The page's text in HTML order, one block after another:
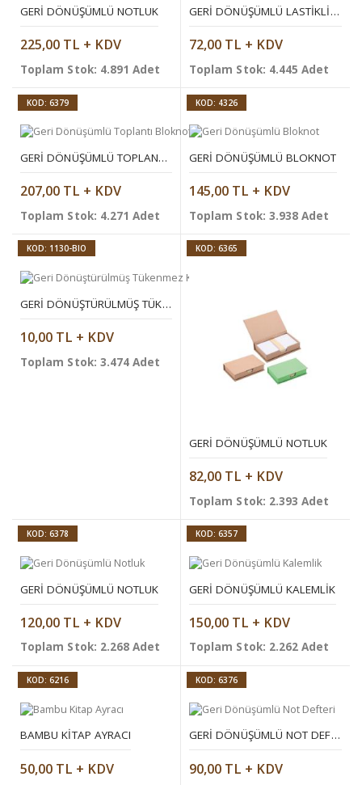
GERI DÖNÜŞÜMLÜ NOTLUK
225,00 TL + KDV
Toplam Stok: 4.891 Adet
GERI DÖNÜŞÜMLÜ LASTIKLI NOT DEFTERI
72,00 TL + KDV
Toplam Stok: 4.445 Adet
KOD: 6379
GERI DÖNÜŞÜMLÜ TOPLANTI BLOKNOTU
207,00 TL + KDV
Toplam Stok: 4.271 Adet
KOD: 4326
GERI DÖNÜŞÜMLÜ BLOKNOT
145,00 TL + KDV
Toplam Stok: 3.938 Adet
KOD: 1130-BIO
GERI DÖNÜŞTÜRÜLMÜŞ TÜKENMEZ KALEM
10,00 TL + KDV
Toplam Stok: 3.474 Adet
KOD: 6365
GERI DÖNÜŞÜMLÜ NOTLUK
82,00 TL + KDV
Toplam Stok: 2.393 Adet
KOD: 6378
GERI DÖNÜŞÜMLÜ NOTLUK
120,00 TL + KDV
Toplam Stok: 2.268 Adet
KOD: 6357
GERI DÖNÜŞÜMLÜ KALEMLIK
150,00 TL + KDV
Toplam Stok: 2.262 Adet
KOD: 6216
BAMBU KITAP AYRACI
50,00 TL + KDV
KOD: 6376
GERI DÖNÜŞÜMLÜ NOT DEFTERI
90,00 TL + KDV